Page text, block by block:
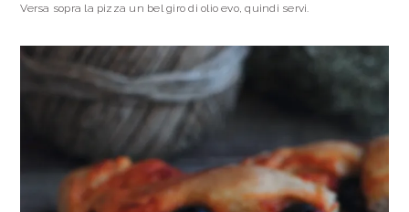
Versa sopra la pizza un bel giro di olio evo, quindi servi.